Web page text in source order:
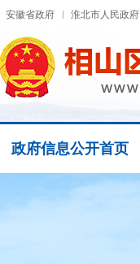
安徽省政府 淮北市人民政府
政府信息公开首页